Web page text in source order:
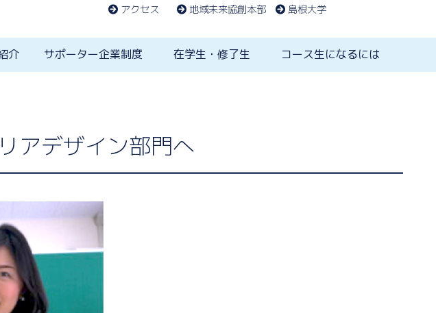
アクセス 地域未来協創本部 島根大学
介 サポーター企業制度 在学生・修了生 コース生になるには
アデザイン部門へ